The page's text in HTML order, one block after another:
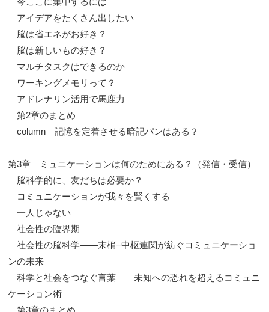
アイデアをたくさん出したい
脳は省エネがお好き？
脳は新しいもの好き？
マルチタスクはできるのか
ワーキングメモリって？
アドレナリン活用で馬鹿力
第2章のまとめ
column 記憶を定着させる暗記パンはある？
第3章 ミュニケーションは何のためにある？（発信・受信）
脳科学的に、友だちは必要か？
コミュニケーションが我々を賢くする
一人じゃない
社会性の臨界期
社会性の脳科学——末梢−中枢連関が紡ぐコミュニケーショ
ンの未来
科学と社会をつなぐ言葉——未知への恐れを超えるコミュニ
ケーション術